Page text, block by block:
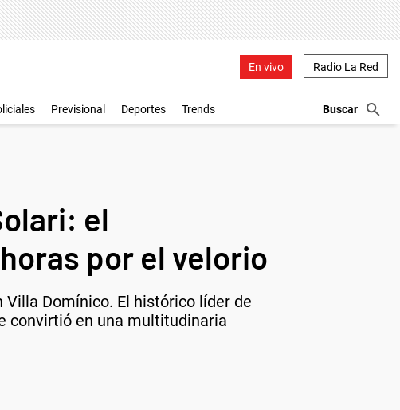
En vivo Radio La Red
Previsional Deportes Trends
el
por el velorio
Domínico. El histórico líder de
convirtió en una multitudinaria